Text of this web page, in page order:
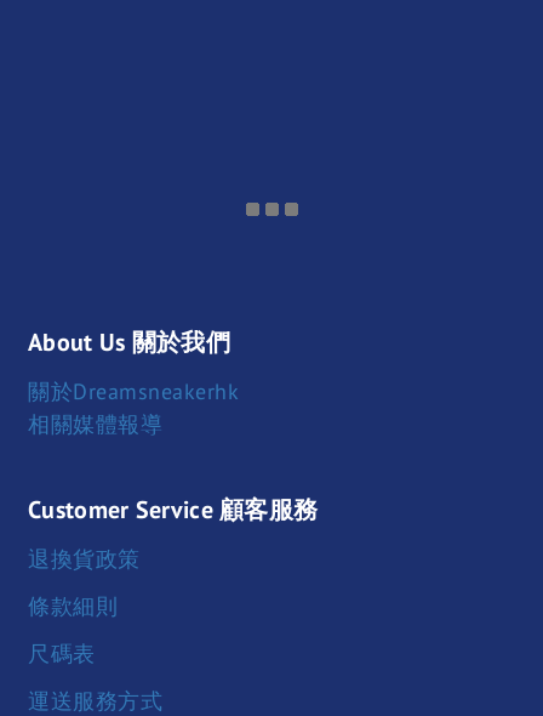
About Us 關於我們
關於Dreamsneakerhk
相關媒體報導
Customer Service 顧客服務
退換貨政策
條款細則
尺碼表
運送服務方式